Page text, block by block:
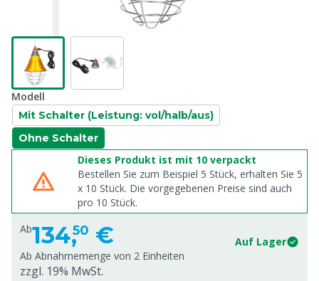
Modell
Mit Schalter (Leistung: vol/halb/aus)
Ohne Schalter
Dieses Produkt ist mit 10 verpackt
Bestellen Sie zum Beispiel 5 Stück, erhalten Sie 5
x 10 Stück. Die vorgegebenen Preise sind auch
pro 10 Stück.
Ab134,50 €
Auf Lager
Ab Abnahmemenge von 2 Einheiten
zzgl. 19% MwSt.